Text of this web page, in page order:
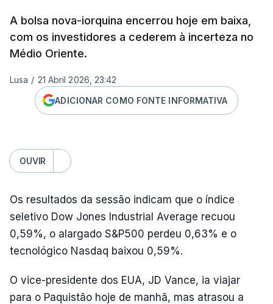
A bolsa nova-iorquina encerrou hoje em baixa,
com os investidores a cederem à incerteza no
Médio Oriente.
Lusa / 21 Abril 2026, 23:42
ADICIONAR COMO FONTE INFORMATIVA
OUVIR
Os resultados da sessão indicam que o índice
seletivo Dow Jones Industrial Average recuou
0,59%, o alargado S&P500 perdeu 0,63% e o
tecnológico Nasdaq baixou 0,59%.
O vice-presidente dos EUA, JD Vance, ia viajar
para o Paquistão hoje de manhã, mas atrasou a